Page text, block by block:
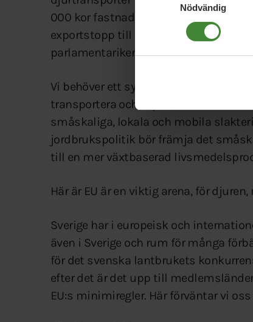
Nödvändig
000 kor fastnade i ett fraktfartyg i tre
exportstopp till länder som inte lever
parlamentariker ställer sig bakom
Vi behöver ett systemskifte där vi
transportera och exportera kött
småskaliga, lokala och mobila
jordbrukspolitik bör främja det
till en mer växtbaserad
Här är EU är en viktig arena, för
Sverige har i europeisk och
även i Sverige och rum för många
för det svenska lantbrukets
efter det är det upp till
EU:s minimiregler. Här förväntar vi